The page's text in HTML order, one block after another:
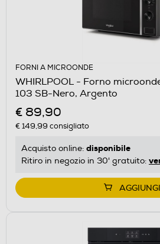
FORNI A MICROONDE
WHIRLPOOL - Forno
103 SB-Nero, Argento
€ 89,90
€ 149,99 consigliato
Acquisto online: disponibile
Ritiro in negozio in 30' gratuito:
AGGIUNGI